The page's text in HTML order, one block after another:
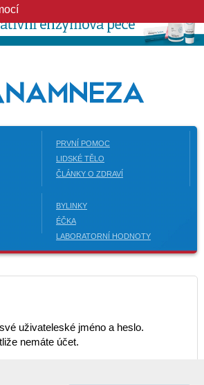
PRVNÍ POMOC
LIDSKÉ TĚLO
ČLÁNKY O ZDRAVÍ
BYLINKY
ÉČKA
LABORATORNÍ HODNOTY
uživateleské jméno a heslo.
nemáte účet.